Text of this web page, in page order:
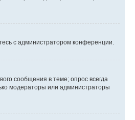
с администратором конференции.
сообщения в теме; опрос всегда
модераторы или администраторы